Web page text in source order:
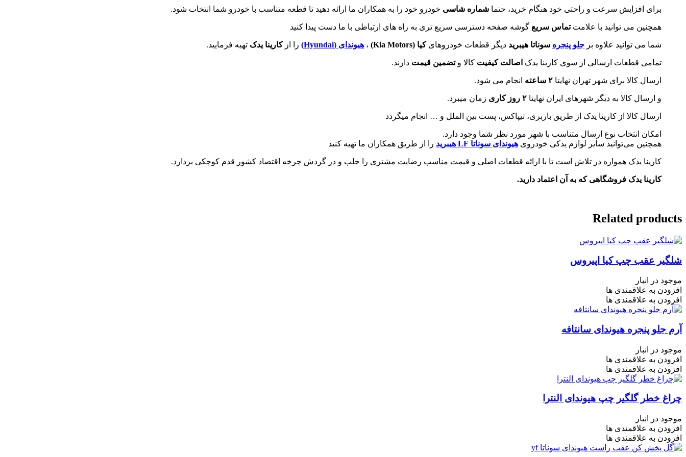
برای افزایش سرعت و راحتی خود هنگام خرید، حتما شماره شاسی خودرو خود را به همکاران ما ارائه دهید تا قطعه متناسب با خودرو شما انتخاب شود.
همچنین می توانید با علامتتماس سریع گوشه صفحه دسترسی سریع تری به راه های ارتباطی با ما دست پیدا کنید
شما می توانید علاوه بر جلو پنجره سوناتا هیبرید دیگر قطعات خودروهایکیا (Kia Motors
) ، هیوندای (Hyundai
) را ازکارینا یدک تهیه فرمایید.
تمامی قطعات ارسالی از سوی کارینا یدک اصالت کیفیت کالا وتضمین قیمت دارند.
ارسال کالا برای شهر تهران نهایتا ۲ ساعته انجام می شود.
و ارسال کالا به دیگر شهرهای ایران نهایتا ۲ روز کاری زمان میبرد.
ارسال کالا از کارینا یدک از طریق باربری، تیپاکس، پست بین الملل و … انجام میگردد
امکان انتخاب نوع ارسال متناسب با شهر مورد نظر شما وجود دارد.
همچنین می‌توانید سایر لوازم یدکی خودروی هیوندای سوناتا LF هیبرید را از طریق همکاران ما تهیه کنید
کارینا یدک همواره در تلاش است تا با ارائه قطعات اصلی و قیمت مناسب رضایت مشتری را جلب و در گردش چرخه اقتصاد کشور قدم کوچکی بردارد.
کارینا یدک فروشگاهی که به آن اعتماد دارید.
Related products
شلگیر عقب چپ کیا اپیروس
موجود در انبار
افزودن به علاقمندی ها
افزودن به علاقمندی ها
آرم جلو پنجره هیوندای سانتافه
موجود در انبار
افزودن به علاقمندی ها
افزودن به علاقمندی ها
چراغ خطر گلگیر چپ هیوندای النترا
موجود در انبار
افزودن به علاقمندی ها
افزودن به علاقمندی ها